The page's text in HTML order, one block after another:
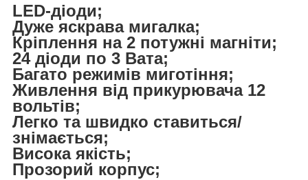
LED-діоди;
Дуже яскрава мигалка;
Кріплення на 2 потужні магніти;
24 діоди по 3 Вата;
Багато режимів миготіння;
Живлення від прикурювача 12
вольтів;
Легко та швидко ставиться/
знімається;
Висока якість;
Прозорий корпус;